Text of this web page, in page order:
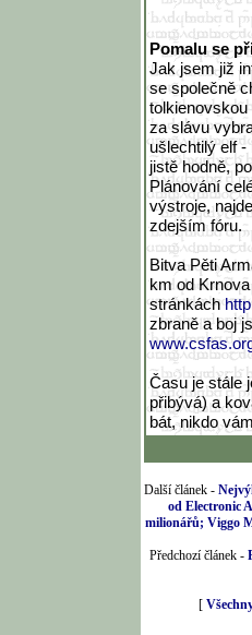
Pomalu se
Jak jsem již
se společně
za slávu
ušlechtilý elf -
jistě hodně,
Plánování
výstroje,
zdejším fóru.
Bitva Pěti
km od
stránkách
zbraně a boj
Času je stále
přibývá) a
bát, nikdo
Další článek -
od Electronic
milionářů; Viggo
Předchozí článek -
[